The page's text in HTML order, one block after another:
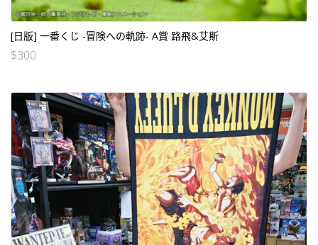
[日版] 一番くじ -冒険への軌跡- A賞 路飛&艾斯
$300